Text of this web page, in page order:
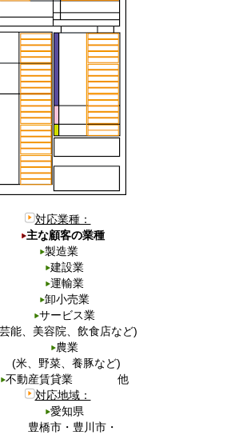
対応業種：
主な顧客の業種
製造業
建設業
運輸業
卸小売業
サービス業
、美容院、飲食店など)
農業
、野菜、養豚など)
不動産賃貸業 他
対応地域：
愛知県
橋市・豊川市・